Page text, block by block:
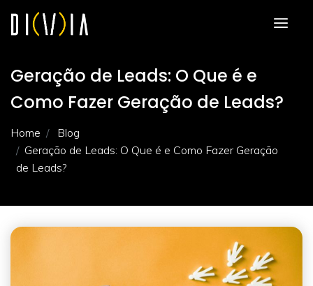
Geração de Leads: O Que é e
Como Fazer Geração de Leads?
Home
Blog
Geração de Leads: O Que é e Como Fazer Geração
de Leads?